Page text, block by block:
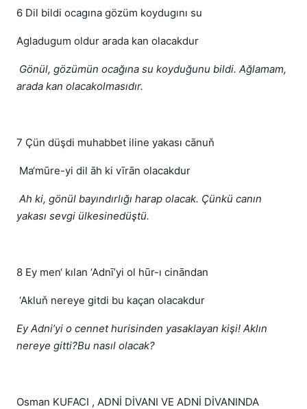
6 Dil bildi ocagına gözüm koydugını su
Agladugum oldur arada kan olacakdur
Gönül, gözümün ocağına su koyduğunu bildi. Ağlamam,
arada kan olacakolmasıdır.
7 Çün düşdi muhabbet iline yakası cānuň
Ma‘mūre-yi dil āh ki vīrān olacakdur
Ah ki, gönül bayındırlığı harap olacak. Çünkü canın
yakası sevgi ülkesinedüştü.
8 Ey men‘ kılan ‘Adnī’yi ol hūr-ı cināndan
‘Akluň nereye gitdi bu kaçan olacakdur
Ey Adni’yi o cennet hurisinden yasaklayan kişi! Aklın
nereye gitti?Bu nasıl olacak?
Osman KUFACI , ADNİ DİVANI VE ADNİ DİVANINDA